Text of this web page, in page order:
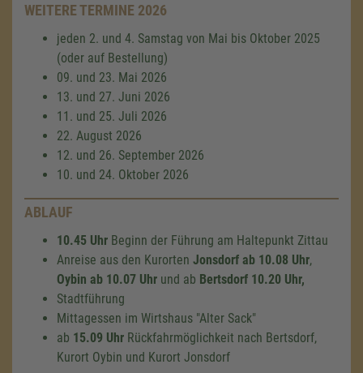
WEITERE TERMINE 2026
jeden 2. und 4. Samstag von Mai bis Oktober 2025
(oder auf Bestellung)
09. und 23. Mai 2026
13. und 27. Juni 2026
11. und 25. Juli 2026
22. August 2026
12. und 26. September 2026
10. und 24. Oktober 2026
ABLAUF
10.45 Uhr Beginn der Führung am Haltepunkt Zittau
Anreise aus den Kurorten Jonsdorf ab 10.08 Uhr,
Oybin ab 10.07 Uhr und ab Bertsdorf 10.20 Uhr,
Stadtführung
Mittagessen im Wirtshaus "Alter Sack"
ab 15.09 Uhr Rückfahrmöglichkeit nach Bertsdorf,
Kurort Oybin und Kurort Jonsdorf